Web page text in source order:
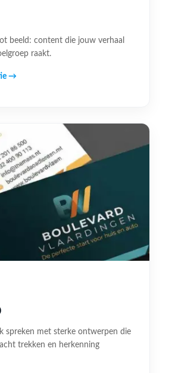
beeld: content die jouw verhaal
raakt.
→
spreken met sterke ontwerpen die
trekken en herkenning